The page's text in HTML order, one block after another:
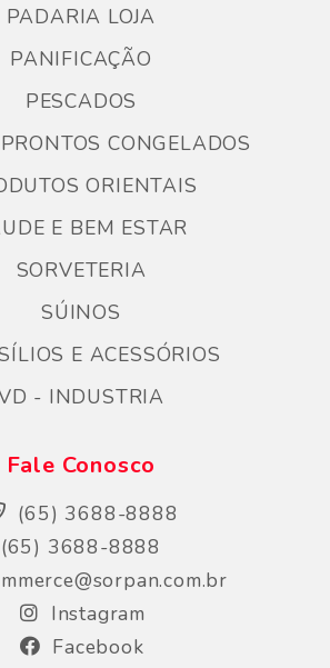
PADARIA LOJA
PANIFICAÇÃO
PESCADOS
CONGELADOS
ORIENTAIS
E BEM ESTAR
SORVETERIA
SÚINOS
E ACESSÓRIOS
- INDUSTRIA
Fale Conosco
(65) 3688-8888
(65) 3688-8888
Instagram
Facebook